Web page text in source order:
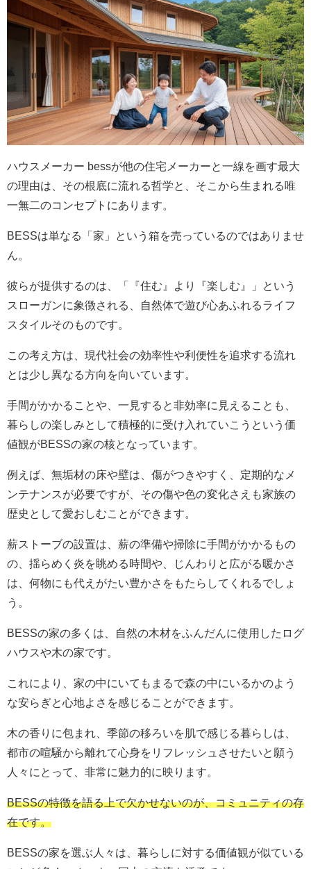
ハウスメーカー bessが他の住宅メーカーと一線を画す最大
の理由は、その根底に流れる哲学と、そこから生まれる唯
一無二のコンセプトにあります。
BESSは単なる「家」という箱を売っているのではありませ
ん。
彼らが提供するのは、「『住む』より『楽しむ』」という
スローガンに象徴される、自然体で遊び心あふれるライフ
スタイルそのものです。
この考え方は、現代社会の効率性や利便性を追求する流れ
とは少し異なる方向を向いています。
手間がかかることや、一見すると非効率に見えることも、
暮らしの楽しみとして積極的に受け入れていこうという価
値観がBESSの家の核となっています。
例えば、無垢材の床や壁は、傷がつきやすく、定期的なメ
ンテナンスが必要ですが、その傷や色の変化さえも家族の
歴史として愛おしむことができます。
薪ストーブの設置は、薪の準備や掃除に手間がかかるもの
の、揺らめく炎を眺める時間や、じんわりと広がる暖かさ
は、何物にも代えがたい豊かさをもたらしてくれるでしょ
う。
BESSの家の多くは、自然の木材をふんだんに使用したログ
ハウスや木の家です。
これにより、家の中にいてもまるで森の中にいるかのよう
な安らぎと心地よさを感じることができます。
木の香りに包まれ、季節の移ろいを肌で感じる暮らしは、
都市の喧騒から離れて心身をリフレッシュさせたいと願う
人々にとって、非常に魅力的に映ります。
BESSの特徴を語る上で欠かせないのが、コミュニティの存
在です。
BESSの家を選ぶ人々は、暮らしに対する価値観が似ている